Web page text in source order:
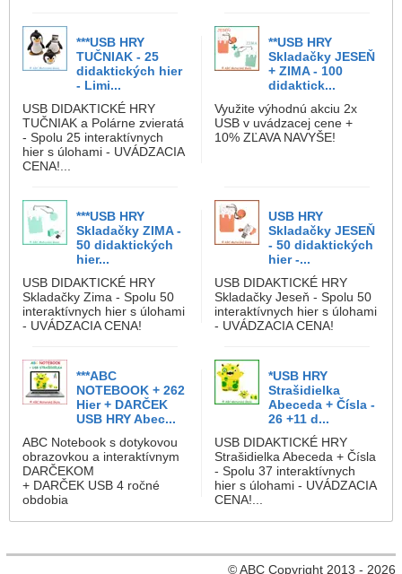
***USB HRY
TUČNIAK - 25
didaktických hier
- Limi...
USB DIDAKTICKÉ HRY
TUČNIAK a Polárne zvieratá
- Spolu 25 interaktívnych
hier s úlohami - UVÁDZACIA
CENA!...
**USB HRY
Skladačky JESEŇ
+ ZIMA - 100
didaktick...
Využite výhodnú akciu 2x
USB v uvádzacej cene +
10% ZĽAVA NAVYŠE!
***USB HRY
Skladačky ZIMA -
50 didaktických
hier...
USB DIDAKTICKÉ HRY
Skladačky Zima - Spolu 50
interaktívnych hier s úlohami
- UVÁDZACIA CENA!
USB HRY
Skladačky JESEŇ
- 50 didaktických
hier -...
USB DIDAKTICKÉ HRY
Skladačky Jeseň - Spolu 50
interaktívnych hier s úlohami
- UVÁDZACIA CENA!
***ABC
NOTEBOOK + 262
Hier + DARČEK
USB HRY Abec...
ABC Notebook s dotykovou
obrazovkou a interaktívnym
DARČEKOM
+ DARČEK USB 4 ročné
obdobia
*USB HRY
Strašidielka
Abeceda + Čísla -
26 +11 d...
USB DIDAKTICKÉ HRY
Strašidielka Abeceda + Čísla
- Spolu 37 interaktívnych
hier s úlohami - UVÁDZACIA
CENA!...
© ABC Copyright 2013 - 2026